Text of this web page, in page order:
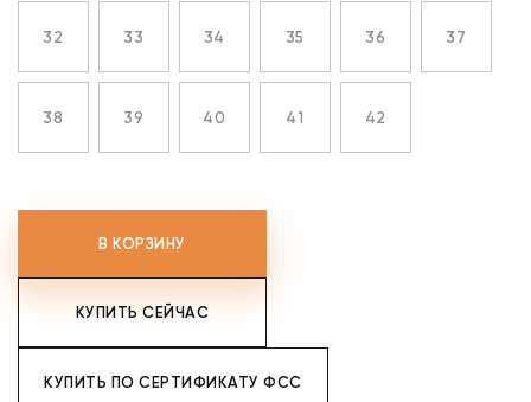
32 33 34 35 36 37
38 39 40 41 42
В КОРЗИНУ
КУПИТЬ СЕЙЧАС
КУПИТЬ ПО СЕРТИФИКАТУ ФСС